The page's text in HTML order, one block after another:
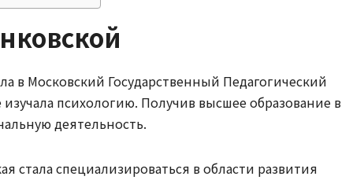
в Московский Государственный Педагогический
психологию. Получив высшее образование в
деятельность.
стала специализироваться в области развития